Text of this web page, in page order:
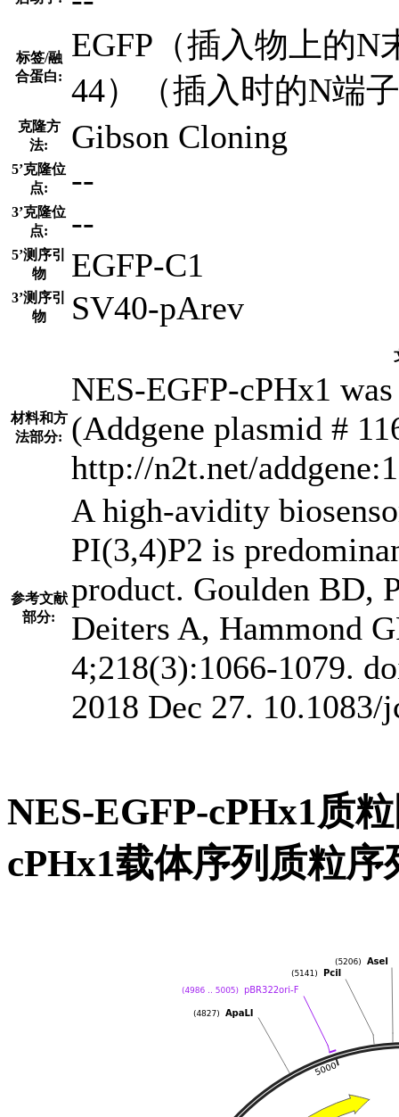
标签/融
合蛋白:
EGFP（插入物上的N
44）（插入时的N端
克隆方
法:
Gibson Cloning
5’克隆位
点:
--
3’克隆位
点:
--
5’测序引
物
EGFP-C1
3’测序引
物
SV40-pArev
材料和方
法部分:
NES-EGFP-cPHx1
(Addgene plasmid #
http://n2t.net/
参考文献
部分:
A high-avidity
PI(3,4)P2 is
product. Goulden BD,
Deiters A, Hammond
4;218(3):1066-1079.
2018 Dec 27. 10.1083/
NES-EGFP-cPHx1质
cPHx1载体序列质粒